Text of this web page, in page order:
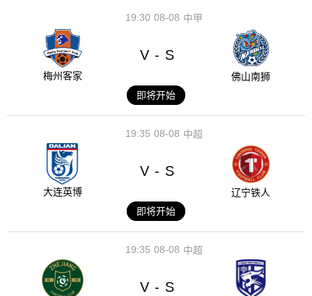
08-08
19:30 中甲
梅州客家
V - S
佛山南狮
即将开始
08-08
19:35 中超
大连英博
V - S
辽宁铁人
即将开始
08-08
19:35 中超
V - S